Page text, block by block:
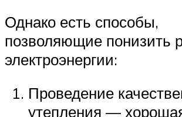
Однако есть способы,
позволяющие понизить
электроэнергии:
Проведение
утепления —